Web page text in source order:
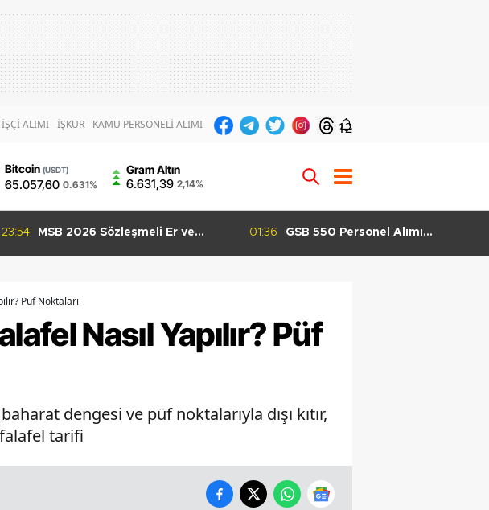
İŞÇİ ALIMI İŞKUR KAMU PERSONELİ ALIMI 12
Bitcoin (USDT)
65.057,60 0.631%
Gram Altın
6.631,39 2,14%
23:54
MSB 2026 Sözleşmeli Er ve
01:36
GSB 550 Personel Alımı
Püf Noktaları
Nasıl Yapılır? Püf
dengesi ve püf noktalarıyla dışı kıtır,
tarifi